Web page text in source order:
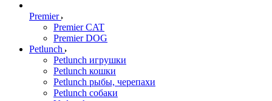
Premier
Premier CAT
Premier DOG
Petlunch
Petlunch игрушки
Petlunch кошки
Petlunch рыбы, черепахи
Petlunch собаки